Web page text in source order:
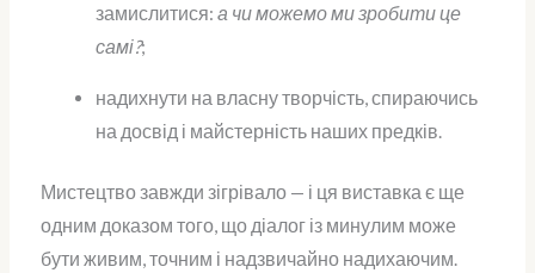
замислитися:а чи можемо ми зробити це
самі?;
надихнути на власну творчість, спираючись
на досвід і майстерність наших предків.
Мистецтво завжди зігрівало — і ця виставка є ще
одним доказом того, що діалог із минулим може
бути живим, точним і надзвичайно надихаючим.